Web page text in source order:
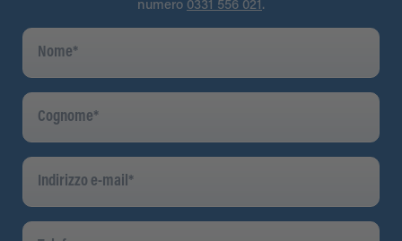
numero 0331 556 021 .
Nome
Cognome
Indirizzo
Telefono